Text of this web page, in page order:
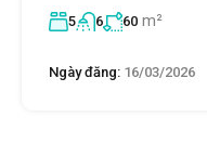
5 6 60 m²
Ngày đăng: 16/03/2026